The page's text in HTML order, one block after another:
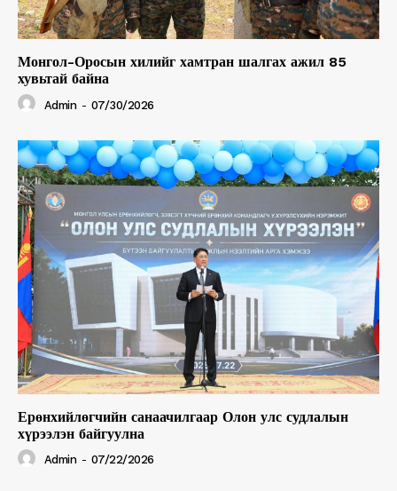
Монгол-Оросын хилийг хамтран шалгах ажил 85
хувьтай байна
Admin - 07/30/2026
Ерөнхийлөгчийн санаачилгаар Олон улс судлалын
хүрээлэн байгуулна
Admin - 07/22/2026